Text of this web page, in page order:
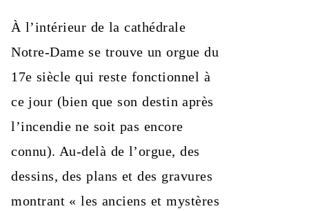
À l’intérieur de la cathédrale
Notre-Dame se trouve un orgue du
17e siècle qui reste fonctionnel à
ce jour (bien que son destin après
l’incendie ne soit pas encore
connu). Au-delà de l’orgue, des
dessins, des plans et des gravures
montrant « les anciens et mystères